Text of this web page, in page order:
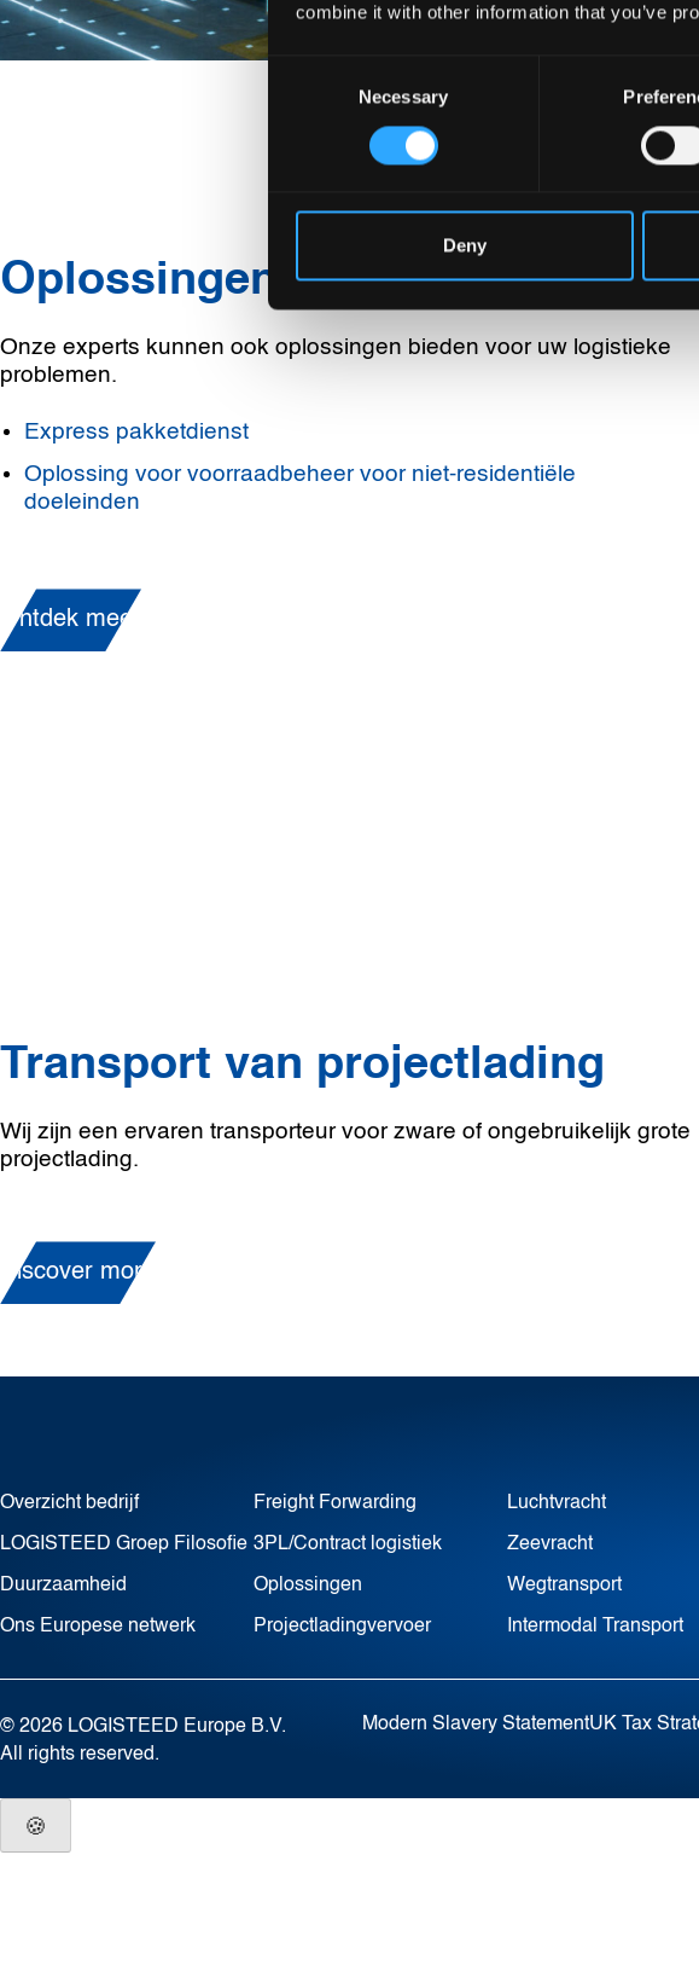
combine it with other information that you’ve
Necessary
Deny
Oplossingen
Onze experts kunnen ook oplossingen bieden voor uw logistieke
problemen.
Express pakketdienst
Oplossing voor voorraadbeheer voor niet-residentiële
doeleinden
Ontdek meer
Transport van projectlading
Wij zijn een ervaren transporteur voor zware of ongebruikelijk grote
projectlading.
Discover more
Overzicht bedrijf
LOGISTEED Groep Filosofie
Duurzaamheid
Ons Europese netwerk
Freight Forwarding
3PL/Contract logistiek
Oplossingen
Projectladingvervoer
Luchtvracht
Zeevracht
Wegtransport
Intermodal Transport
© 2026 LOGISTEED Europe B.V.
All rights reserved.
Modern Slavery StatementUK Tax
🍪